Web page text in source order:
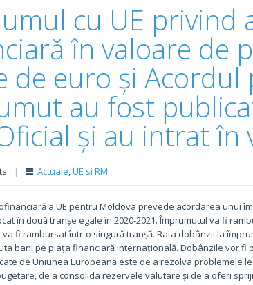
cu UE privind
în valoare de
de euro și Acordul
au fost
și au intrat în
| Actuale,UE si RM
a UE pentru Moldova prevede acordarea unui
în două tranșe egale în 2020-2021. Împrumutul va fi
fi rambursat într-o singură tranșă. Rata dobânzii la
bani pe piața financiară internațională. Dobânzile vor fi
de Uniunea Europeană este de a rezolva problemele
de a consolida rezervele valutare și de a oferi